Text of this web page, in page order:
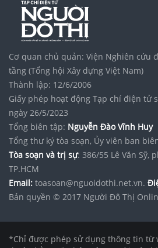
Cơ quan chủ quản: Viện Nghiên cứu
tầng (Tổng hội Xây dựng Việt Nam)
Thành lập: 12/6/2006
Giấy phép hoạt động Tạp chí điện tử
ngày 26/5/2023
Tổng biên tập: Nguyễn Đào Vĩnh Huy
Tổng thư ký tòa soạn, Ủy viên ban
Tòa soạn và trị sự: 386/55 Lê Văn Sỹ,
TP.HCM
Email: toasoan@nguoidothi.net.vn.
Bản quyền © 2017 Người Đô Thị
*Chỉ được phép sử dụng thông tin từ